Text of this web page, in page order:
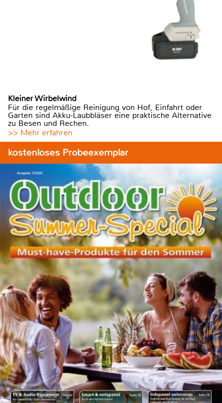
Kleiner Wirbelwind
Für die regelmäßige Reinigung von Hof, Einfahrt oder
Garten sind Akku-Laubbläser eine praktische Alternative
zu Besen und Rechen.
>> Mehr erfahren
kostenloses Probeexemplar